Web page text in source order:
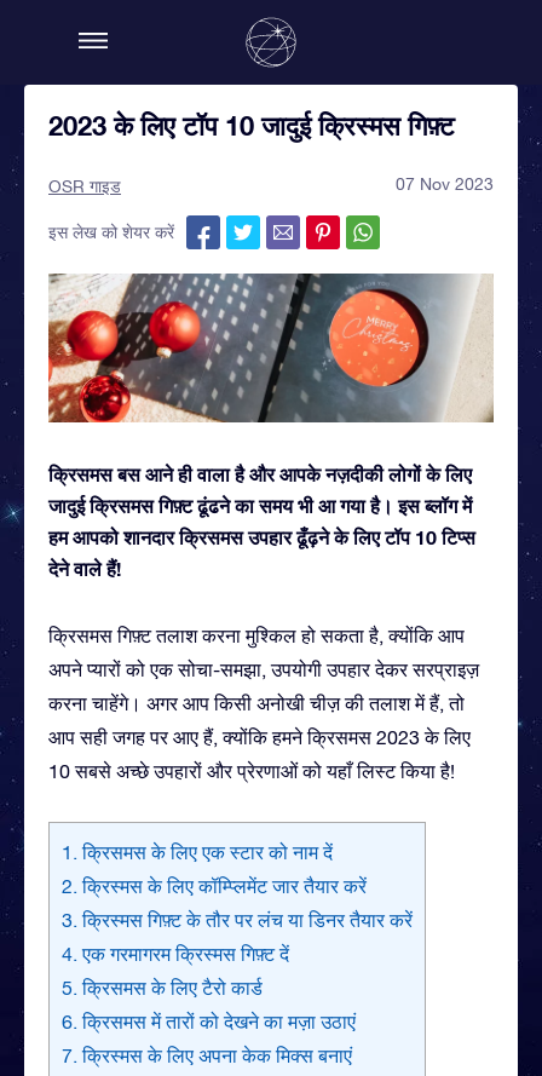
2023 के लिए टॉप 10 जादुई क्रिस्मस गिफ़्ट
OSR गाइड 07 Nov 2023
इस लेख को शेयर करें
क्रिसमस बस आने ही वाला है और आपके नज़दीकी लोगों के लिए
जादुई क्रिसमस गिफ़्ट ढूंढने का समय भी आ गया है। इस ब्लॉग में
हम आपको शानदार क्रिसमस उपहार ढूँढ़ने के लिए टॉप 10 टिप्स
देने वाले हैं!
क्रिसमस गिफ़्ट तलाश करना मुश्किल हो सकता है, क्योंकि आप
अपने प्यारों को एक सोचा-समझा, उपयोगी उपहार देकर सरप्राइज़
करना चाहेंगे। अगर आप किसी अनोखी चीज़ की तलाश में हैं, तो
आप सही जगह पर आए हैं, क्योंकि हमने क्रिसमस 2023 के लिए
10 सबसे अच्छे उपहारों और प्रेरणाओं को यहाँ लिस्ट किया है!
1. क्रिसमस के लिए एक स्टार को नाम दें
2. क्रिस्मस के लिए कॉम्प्लिमेंट जार तैयार करें
3. क्रिस्मस गिफ़्ट के तौर पर लंच या डिनर तैयार करें
4. एक गरमागरम क्रिस्मस गिफ़्ट दें
5. क्रिसमस के लिए टैरो कार्ड
6. क्रिसमस में तारों को देखने का मज़ा उठाएं
7. क्रिस्मस के लिए अपना केक मिक्स बनाएं